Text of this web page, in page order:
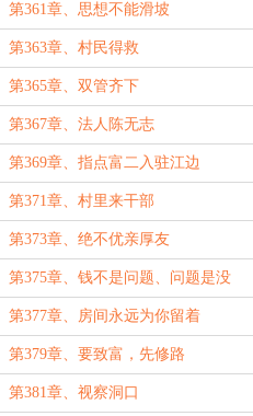
第361章、思想不能滑坡
第363章、村民得救
第365章、双管齐下
第367章、法人陈无志
第369章、指点富二入驻江边
第371章、村里来干部
第373章、绝不优亲厚友
第375章、钱不是问题、问题是没
钱
第377章、房间永远为你留着
第379章、要致富，先修路
第381章、视察洞口